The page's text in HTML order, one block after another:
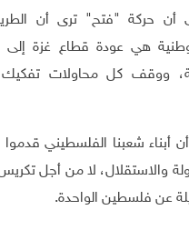
حركة "فتح" ترى أن الطريق
هي عودة قطاع غزة إلى
ووقف كل محاولات تفكيك
أبناء شعبنا الفلسطيني
والاستقلال، لا من أجل
عن فلسطين الواحدة.